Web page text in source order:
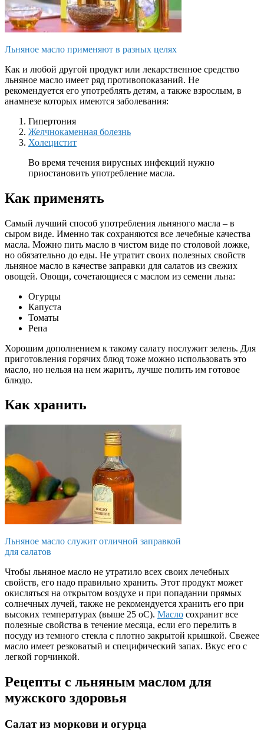
Льняное масло применяют в разных целях
Как и любой другой продукт или лекарственное средство
льняное масло имеет ряд противопоказаний. Не
рекомендуется его употреблять детям, а также взрослым, в
анамнезе которых имеются заболевания:
Гипертония
Желчнокаменная болезнь
Холецистит
Во время течения вирусных инфекций нужно
приостановить употребление масла.
Как применять
Самый лучший способ употребления льняного масла – в
сыром виде. Именно так сохраняются все лечебные качества
масла. Можно пить масло в чистом виде по столовой ложке,
но обязательно до еды. Не утратит своих полезных свойств
льняное масло в качестве заправки для салатов из свежих
овощей. Овощи, сочетающиеся с маслом из семени льна:
Огурцы
Капуста
Томаты
Репа
Хорошим дополнением к такому салату послужит зелень. Для
приготовления горячих блюд тоже можно использовать это
масло, но нельзя на нем жарить, лучше полить им готовое
блюдо.
Как хранить
Льняное масло служит отличной заправкой
для салатов
Чтобы льняное масло не утратило всех своих лечебных
свойств, его надо правильно хранить. Этот продукт может
окисляться на открытом воздухе и при попадании прямых
солнечных лучей, также не рекомендуется хранить его при
высоких температурах (выше 25 оC). Масло сохранит все
полезные свойства в течение месяца, если его перелить в
посуду из темного стекла с плотно закрытой крышкой. Свежее
масло имеет резковатый и специфический запах. Вкус его с
легкой горчинкой.
Рецепты с льняным маслом для
мужского здоровья
Салат из моркови и огурца